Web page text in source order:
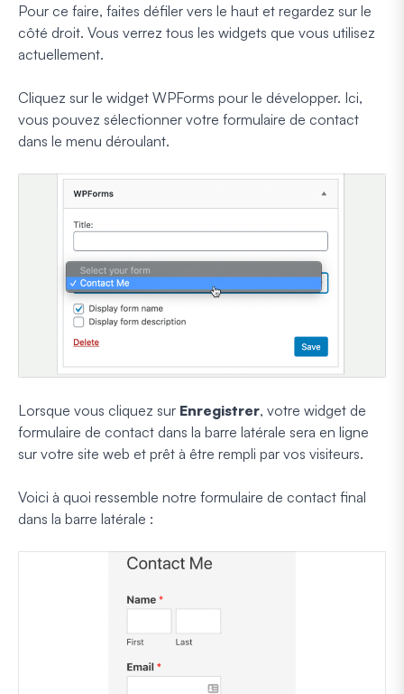
Pour ce faire, faites défiler vers le haut et regardez sur le
côté droit. Vous verrez tous les widgets que vous utilisez
actuellement.
Cliquez sur le widget WPForms pour le développer. Ici,
vous pouvez sélectionner votre formulaire de contact
dans le menu déroulant.
Lorsque vous cliquez sur Enregistrer, votre widget de
formulaire de contact dans la barre latérale sera en ligne
sur votre site web et prêt à être rempli par vos visiteurs.
Voici à quoi ressemble notre formulaire de contact final
dans la barre latérale :